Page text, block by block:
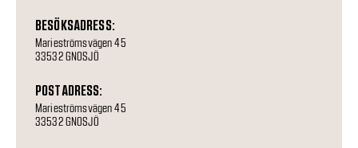
BESÖKSADRESS:
Marieströmsvägen 45
33532 GNOSJÖ
POSTADRESS:
Marieströmsvägen 45
33532 GNOSJÖ